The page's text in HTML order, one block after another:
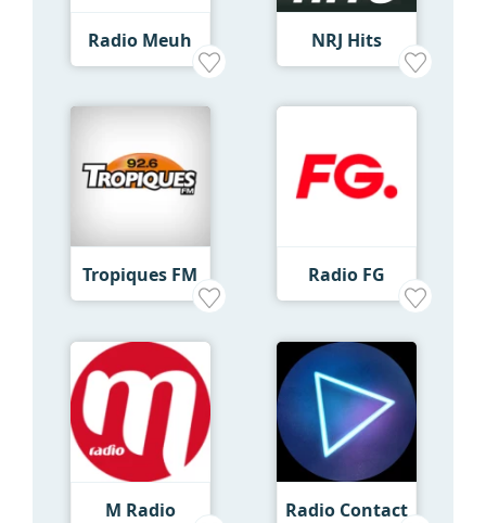
Radio Meuh NRJ Hits
Tropiques FM Radio FG
M Radio Radio Contact